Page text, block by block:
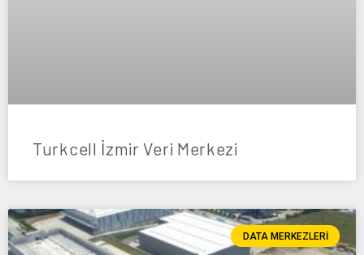
Turkcell İzmir Veri Merkezi
DATA MERKEZLERI